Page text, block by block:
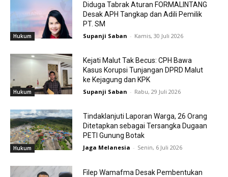
Hukum
Diduga Tabrak Aturan FORMALINTANG
Desak APH Tangkap dan Adili Pemilik
PT. SM
Supanji Saban - Kamis, 30 Juli 2026
Hukum
Kejati Malut Tak Becus: CPH Bawa
Kasus Korupsi Tunjangan DPRD Malut
ke Kejagung dan KPK
Supanji Saban - Rabu, 29 Juli 2026
Hukum
Tindaklanjuti Laporan Warga, 26 Orang
Ditetapkan sebagai Tersangka Dugaan
PETI Gunung Botak
Jaga Melanesia - Senin, 6 Juli 2026
Filep Wamafma Desak Pembentukan